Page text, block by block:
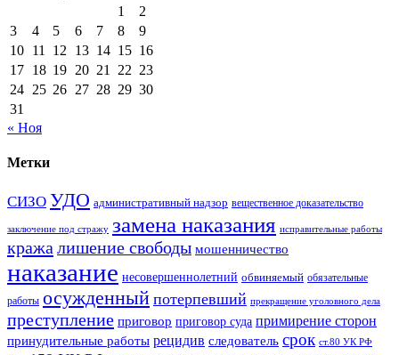
1
2
3
4 5 6 7 8
9
10 11 12 13 14 15 16
17 18 19 20 21 22 23
24 25 26 27 28 29 30
31
« Ноя
Метки
СИЗО УДО административный надзор вещественное доказательство
заключение под стражу замена наказания исправительные работы
кражалишение свободы мошенничество
наказание несовершеннолетний обвиняемый обязательные
работы осужденный потерпевший прекращение уголовного дела
преступление приговор приговор суда примирение сторон
принудительные работы рецидив следователь срок ст.80 УК РФ